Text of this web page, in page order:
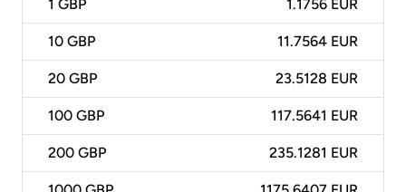
1 GBP 1.1756 EUR
10 GBP 11.7564 EUR
20 GBP 23.5128 EUR
100 GBP 117.5641 EUR
200 GBP 235.1281 EUR